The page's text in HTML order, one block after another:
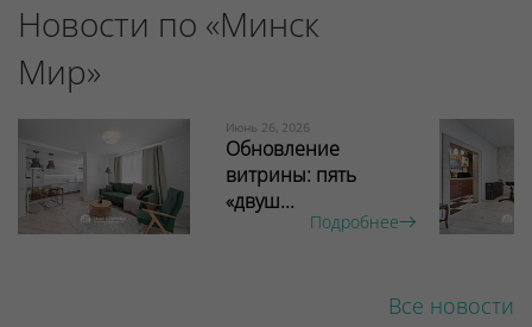
Новости по «Минск
Мир»
Июнь 26, 2026
Обновление
витрины: пять
«двуш...
Подробнее
Все новости